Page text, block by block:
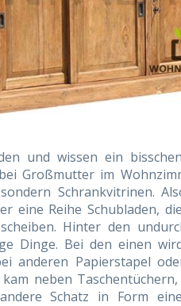
und wissen ein
Großmutter im
Schrankvitrinen.
eine Reihe Schubladen,
Hinter den
Dinge. Bei den einen
anderen Papierstapel
neben
Schatz in Form